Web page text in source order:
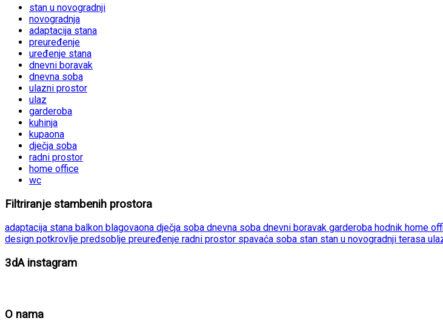
stan u novogradnji
novogradnja
adaptacija stana
preuređenje
uređenje stana
dnevni boravak
dnevna soba
ulazni prostor
ulaz
garderoba
kuhinja
kupaona
dječja soba
radni prostor
home office
wc
Filtriranje stambenih prostora
adaptacija stana balkon blagovaona dječja soba dnevna soba dnevni boravak garderoba hodnik home
design potkrovlje predsoblje preuređenje radni prostor spavaća soba stan stan u novogradnji terasa
3dA instagram
O nama